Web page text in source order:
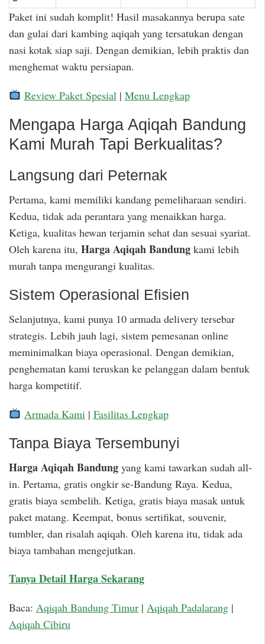
Paket ini sudah komplit! Hasil masakannya berupa sate
dan gulai dari kambing aqiqah yang tersatukan dengan
nasi kotak siap saji. Dengan demikian, lebih praktis dan
menghemat waktu persiapan.
Review Paket Spesial | Menu Lengkap
Mengapa Harga Aqiqah Bandung
Kami Murah Tapi Berkualitas?
Langsung dari Peternak
Pertama, kami memiliki kandang pemeliharaan sendiri.
Kedua, tidak ada perantara yang menaikkan harga.
Ketiga, kualitas hewan terjamin sehat dan sesuai syariat.
Oleh karena itu, Harga Aqiqah Bandung kami lebih
murah tanpa mengurangi kualitas.
Sistem Operasional Efisien
Selanjutnya, kami punya 10 armada delivery tersebar
strategis. Lebih jauh lagi, sistem pemesanan online
meminimalkan biaya operasional. Dengan demikian,
penghematan kami teruskan ke pelanggan dalam bentuk
harga kompetitif.
Armada Kami | Fasilitas Lengkap
Tanpa Biaya Tersembunyi
Harga Aqiqah Bandung yang kami tawarkan sudah all-
in. Pertama, gratis ongkir se-Bandung Raya. Kedua,
gratis biaya sembelih. Ketiga, gratis biaya masak untuk
paket matang. Keempat, bonus sertifikat, souvenir,
tumbler, dan risalah aqiqah. Oleh karena itu, tidak ada
biaya tambahan mengejutkan.
Tanya Detail Harga Sekarang
Baca: Aqiqah Bandung Timur | Aqiqah Padalarang |
Aqiqah Cibiru